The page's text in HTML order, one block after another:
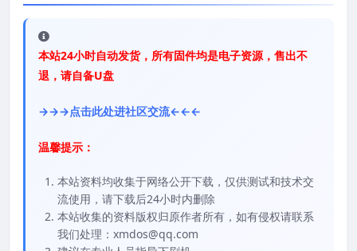
本站24小时自动发货，所有固件均是电子资源，售出不
退，请自备U盘
→→→点击此处进社区交流←←←
温馨提示：
本站资料均收集于网络公开下载，仅供测试和技术交
流使用，请下载后24小时内删除
本站收集的资料版权归原作者所有，如有侵权请联系
我们处理：xmdos@qq.com